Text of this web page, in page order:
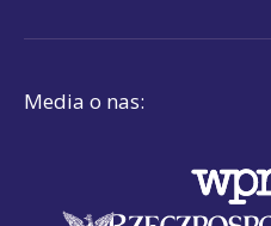
Media o nas: